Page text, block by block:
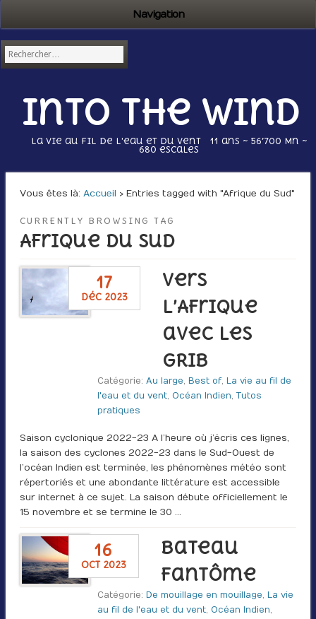
Navigation
Into the wind
La vie au fil de l'eau et du vent 11 ans ~ 56’700 Mn ~
680 escales
Vous êtes là : Accueil › Entries tagged with "Afrique du Sud"
CURRENTLY BROWSING TAG
Afrique du Sud
17
déc 2023
Vers
l’Afrique
avec les
GRIB
Catégorie:Au large ,Best of,La vie au fil de
l'eau et du vent ,Océan Indien ,Tutos
pratiques
Saison cyclonique 2022-23 A l’heure où j’écris ces lignes,
la saison des cyclones 2022-23 dans le Sud-Ouest de
l’océan Indien est terminée, les phénomènes météo sont
répertoriés et une abondante littérature est accessible
sur internet à ce sujet. La saison débute officiellement le
15 novembre et se termine le 30 …
16
oct 2023
Bateau
fantôme
Catégorie: De mouillage en mouillage, La vie
au fil de l'eau et du vent,Océan Indien,